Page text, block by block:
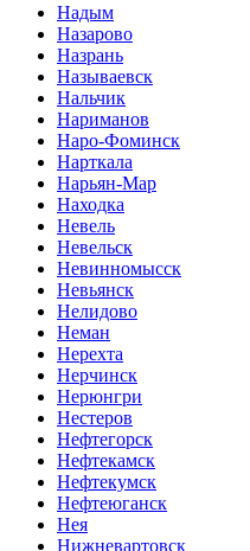
Надым
Назарово
Назрань
Называевск
Нальчик
Нариманов
Наро-Фоминск
Нарткала
Нарьян-Мар
Находка
Невель
Невельск
Невинномысск
Невьянск
Нелидово
Неман
Нерехта
Нерчинск
Нерюнгри
Нестеров
Нефтегорск
Нефтекамск
Нефтекумск
Нефтеюганск
Нея
Нижневартовск